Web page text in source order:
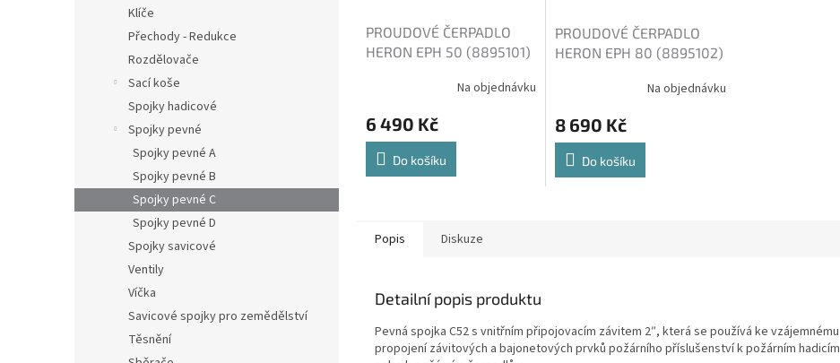
Klíče
Přechody - Redukce
Rozdělovače
Sací koše
Spojky hadicové
Spojky pevné
Spojky pevné A
Spojky pevné B
Spojky pevné C
Spojky pevné D
Spojky savicové
Ventily
Víčka
Savicové spojky pro zemědělství
Těsnění
PROUDOVÉ ČERPADLO
HERON EPH 50 (8895101)
Na objednávku
6 490 Kč
Do košíku
PROUDOVÉ ČERPADLO
HERON EPH 80 (8895102)
Na objednávku
8 690 Kč
Do košíku
Popis Diskuze
Detailní popis produktu
Pevná spojka C52 s vnitřním připojovacím závitem 2″, která se používá ke vzájemnému
propojení závitových a bajonetových prvků požárního příslušenství k požárním hadicím